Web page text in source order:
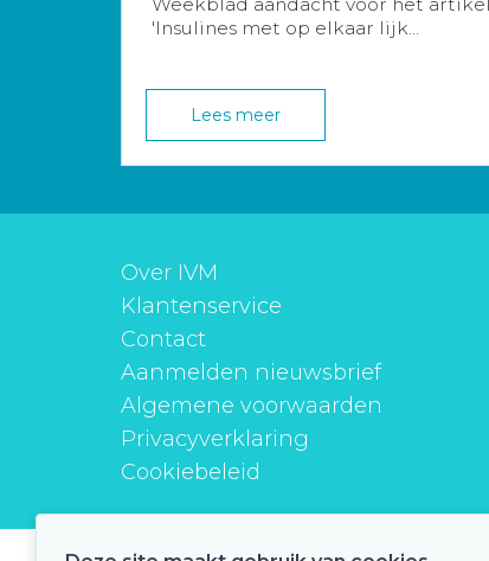
'Insulines met op elkaar lijk...
Lees meer
Over IVM
Klantenservice
Contact
Aanmelden nieuwsbrief
Algemene voorwaarden
Privacyverklaring
Cookiebeleid